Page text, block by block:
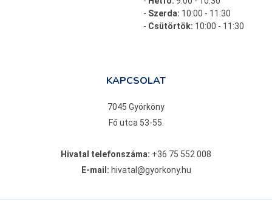
- Szerda: 10:00 - 11:30
- Csütörtök: 10:00 - 11:30
KAPCSOLAT
7045 Györköny
Fő utca 53-55.
Hivatal telefonszáma: +36 75 552 008
E-mail: hivatal@gyorkony.hu